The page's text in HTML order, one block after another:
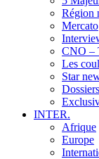
Région
Mercato
CNO –
Les
Star
Dossiers
INTER.
Afrique
Europe